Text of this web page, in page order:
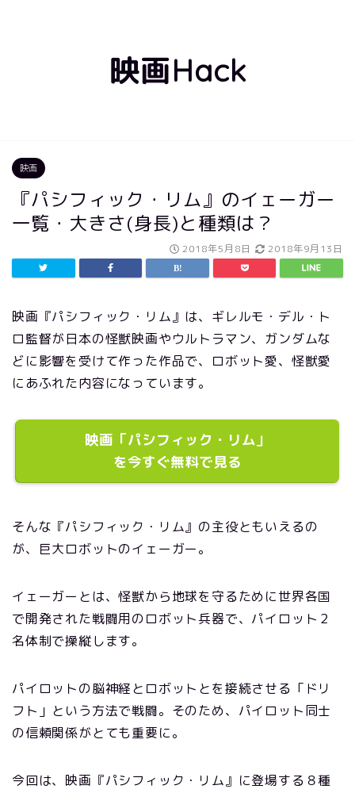
映画Hack
映画
『パシフィック・リム』のイェーガー
一覧・大きさ(身長)と種類は？
2018年5月8日 2018年9月13日
映画『パシフィック・リム』は、ギレルモ・デル・ト
ロ監督が日本の怪獣映画やウルトラマン、ガンダムな
どに影響を受けて作った作品で、ロボット愛、怪獣愛
にあふれた内容になっています。
映画「パシフィック・リム」
を今すぐ無料で見る
そんな『パシフィック・リム』の主役ともいえるの
が、巨大ロボットのイェーガー。
イェーガーとは、怪獣から地球を守るために世界各国
で開発された戦闘用のロボット兵器で、パイロット２
名体制で操縦します。
パイロットの脳神経とロボットとを接続させる「ドリ
フト」という方法で戦闘。そのため、パイロット同士
の信頼関係がとても重要に。
今回は、映画『パシフィック・リム』に登場する８種